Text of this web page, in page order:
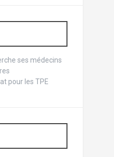
ses médecins
pour les TPE